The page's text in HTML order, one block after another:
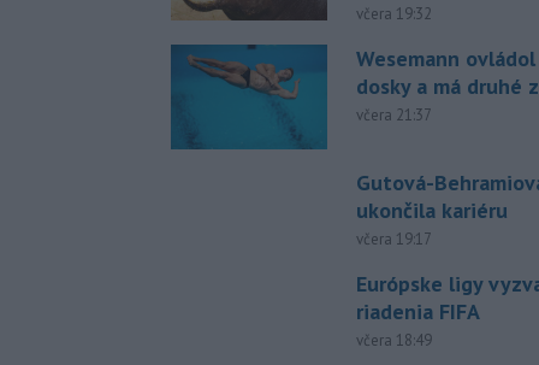
včera 19:32
Wesemann
dosky a má druhé
včera 21:37
Gutová-
ukončila kariéru
včera 19:17
Európske ligy
riadenia FIFA
včera 18:49